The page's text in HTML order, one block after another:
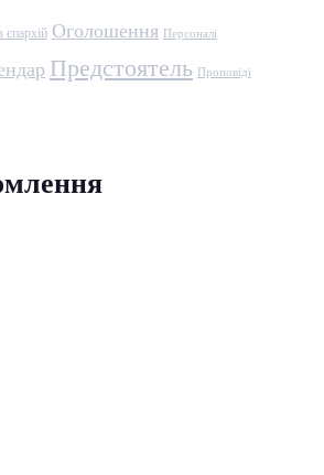
єпархій Оголошення Персоналі
Предстоятель Проповіді